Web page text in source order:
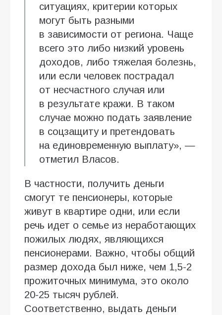
ситуациях, критерии которых
могут быть разными
в зависимости от региона. Чаще
всего это либо низкий уровень
доходов, либо тяжелая болезнь,
или если человек пострадал
от несчастного случая или
в результате кражи. В таком
случае можно подать заявление
в соцзащиту и претендовать
на единовременную выплату», —
отметил Власов.
В частности, получить деньги
смогут те пенсионеры, которые
живут в квартире одни, или если
речь идет о семье из неработающих
пожилых людях, являющихся
пенсионерами. Важно, чтобы общий
размер дохода был ниже, чем 1,5-2
прожиточных минимума, это около
20-25 тысяч рублей.
Соответственно, выдать деньги